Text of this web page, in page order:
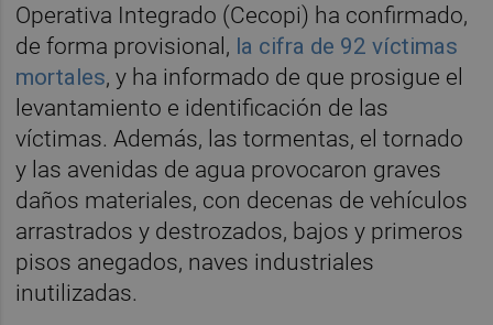
Operativa Integrado (Cecopi) ha confirmado,
de forma provisional, la cifra de 92 víctimas
mortales, y ha informado de que prosigue el
levantamiento e identificación de las
víctimas. Además, las tormentas, el tornado
y las avenidas de agua provocaron graves
daños materiales, con decenas de vehículos
arrastrados y destrozados, bajos y primeros
pisos anegados, naves industriales
inutilizadas.